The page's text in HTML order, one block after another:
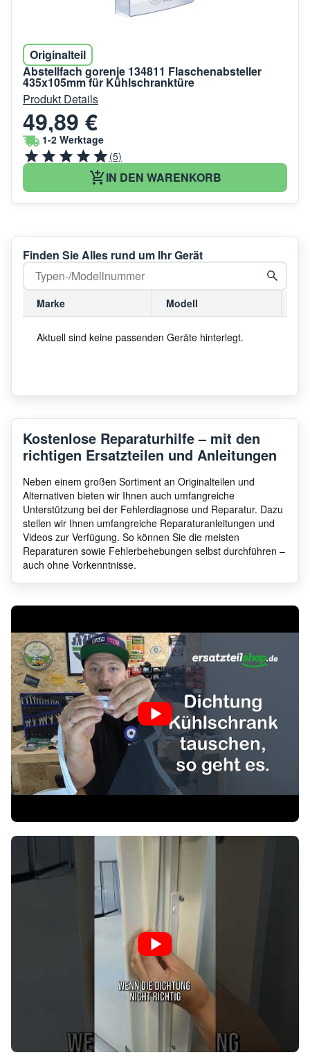
Originalteil
Abstellfach gorenje 134811 Flaschenabsteller
435x105mm für Kühlschranktüre
Produkt Details
49,89 €
1-2 Werktage
(5)
IN DEN WARENKORB
Finden Sie Alles rund um Ihr Gerät
Marke Modell
Aktuell sind keine passenden Geräte hinterlegt.
Kostenlose Reparaturhilfe – mit den
richtigen Ersatzteilen und Anleitungen
Neben einem großen Sortiment an Originalteilen und
Alternativen bieten wir Ihnen auch umfangreiche
Unterstützung bei der Fehlerdiagnose und Reparatur. Dazu
stellen wir Ihnen umfangreiche Reparaturanleitungen und
Videos zur Verfügung. So können Sie die meisten
Reparaturen sowie Fehlerbehebungen selbst durchführen –
auch ohne Vorkenntnisse.